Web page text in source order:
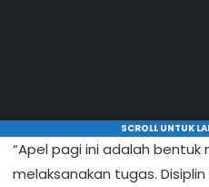
SCROLL UNTUK
“Apel pagi ini adalah
melaksanakan tugas.